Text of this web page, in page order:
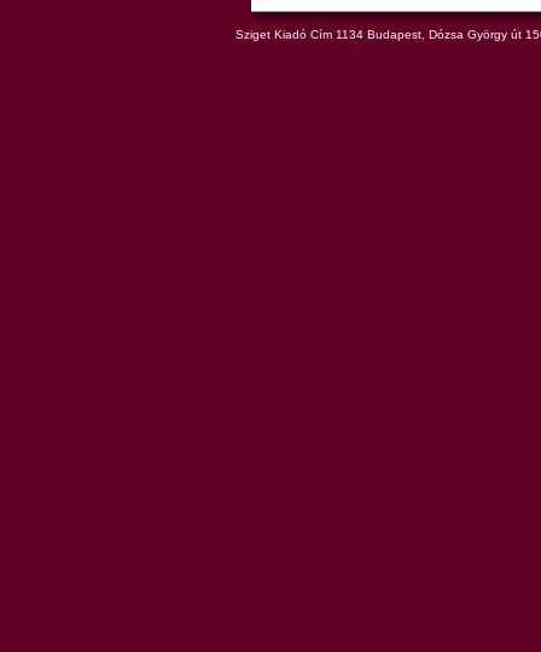
Sziget Kiadó Cím 1134 Budapest, Dózsa György út